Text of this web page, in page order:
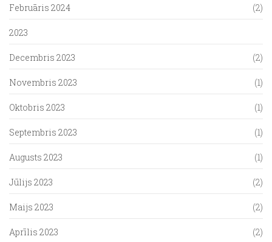
Februāris 2024 (2)
2023
Decembris 2023 (2)
Novembris 2023 (1)
Oktobris 2023 (1)
Septembris 2023 (1)
Augusts 2023 (1)
Jūlijs 2023 (2)
Maijs 2023 (2)
Aprīlis 2023 (2)